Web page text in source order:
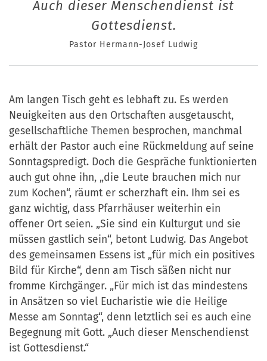
Auch dieser Menschendienst ist
Gottesdienst.
Pastor Hermann-Josef Ludwig
Am langen Tisch geht es lebhaft zu. Es werden
Neuigkeiten aus den Ortschaften ausgetauscht,
gesellschaftliche Themen besprochen, manchmal
erhält der Pastor auch eine Rückmeldung auf seine
Sonntagspredigt. Doch die Gespräche funktionierten
auch gut ohne ihn, „die Leute brauchen mich nur
zum Kochen“, räumt er scherzhaft ein. Ihm sei es
ganz wichtig, dass Pfarrhäuser weiterhin ein
offener Ort seien. „Sie sind ein Kulturgut und sie
müssen gastlich sein“, betont Ludwig. Das Angebot
des gemeinsamen Essens ist „für mich ein positives
Bild für Kirche“, denn am Tisch säßen nicht nur
fromme Kirchgänger. „Für mich ist das mindestens
in Ansätzen so viel Eucharistie wie die Heilige
Messe am Sonntag“, denn letztlich sei es auch eine
Begegnung mit Gott. „Auch dieser Menschendienst
ist Gottesdienst.“